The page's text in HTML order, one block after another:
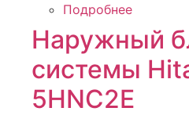
Подробнее
Наружный
системы
5HNC2E